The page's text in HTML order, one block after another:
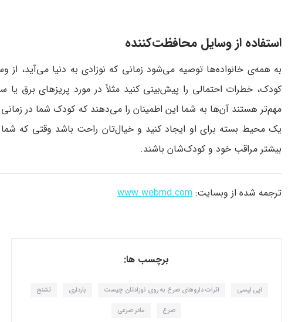
استفاده از وسایل محافظت‌کننده
به همه‌ی خانواده‌ها توصیه می‌شود زمانی که نوزادی به دنیا می‌آید،
کودک، خطرات احتمالی را پیش‌بینی کنید مثلاً در مورد پریزهای برق
مهم‌تر هستند آن‌ها به شما این اطمینان را می‌دهند که کودک شما در
یک محیط بسته برای او ایجاد کنید و خیال‌تان راحت باشد وقتی که
بیشتر مراقب خود و کودک‌شان باشند.
ترجمه شده از وبسایت: www.webmd.com
برچسب ها:
اپی لپسی اثرات داروهای صرع به روی نوزادتان چیست بارداری تشنج
صرع مادر صرعی